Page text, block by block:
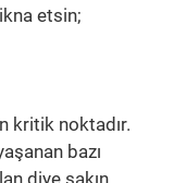
etsin;
kritik noktadır.
bazı
diye sakın